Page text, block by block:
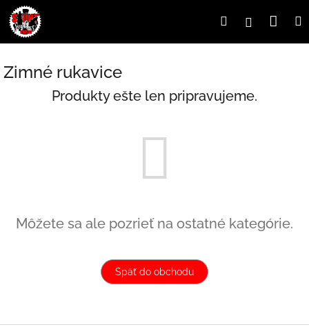
Prejsť
na
obsah
Hľadať
Zimné rukavice
Produkty ešte len pripravujeme.
Môžete sa ale pozrieť na ostatné kategórie.
Späť do obchodu